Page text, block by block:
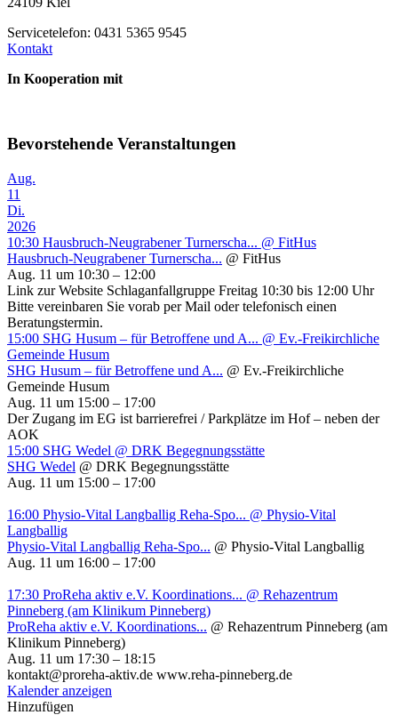
Servicetelefon: 0431 5365 9545
Kontakt
In Kooperation mit
Bevorstehende Veranstaltungen
Aug.
11
Di.
2026
10:30 Hausbruch-Neugrabener Turnerscha... @ FitHus
Hausbruch-Neugrabener Turnerscha... @ FitHus
Aug. 11 um 10:30 – 12:00
Link zur Website Schlaganfallgruppe Freitag 10:30 bis 12:00 Uhr
Bitte vereinbaren Sie vorab per Mail oder telefonisch einen
Beratungstermin.
15:00 SHG Husum – für Betroffene und A... @ Ev.-Freikirchliche
Gemeinde Husum
SHG Husum – für Betroffene und A... @ Ev.-Freikirchliche
Gemeinde Husum
Aug. 11 um 15:00 – 17:00
Der Zugang im EG ist barrierefrei / Parkplätze im Hof – neben der
AOK
15:00 SHG Wedel @ DRK Begegnungsstätte
SHG Wedel @ DRK Begegnungsstätte
Aug. 11 um 15:00 – 17:00
16:00 Physio-Vital Langballig Reha-Spo... @ Physio-Vital
Langballig
Physio-Vital Langballig Reha-Spo... @ Physio-Vital Langballig
Aug. 11 um 16:00 – 17:00
17:30 ProReha aktiv e.V. Koordinations... @ Rehazentrum
Pinneberg (am Klinikum Pinneberg)
ProReha aktiv e.V. Koordinations... @ Rehazentrum Pinneberg (am
Klinikum Pinneberg)
Aug. 11 um 17:30 – 18:15
kontakt@proreha-aktiv.de www.reha-pinneberg.de
Kalender anzeigen
Hinzufügen